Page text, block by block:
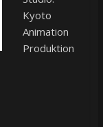
Kyoto
Animation
Produktion